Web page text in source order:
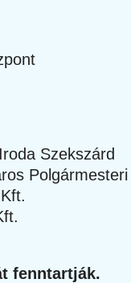
Szekszárd
fenntartják.